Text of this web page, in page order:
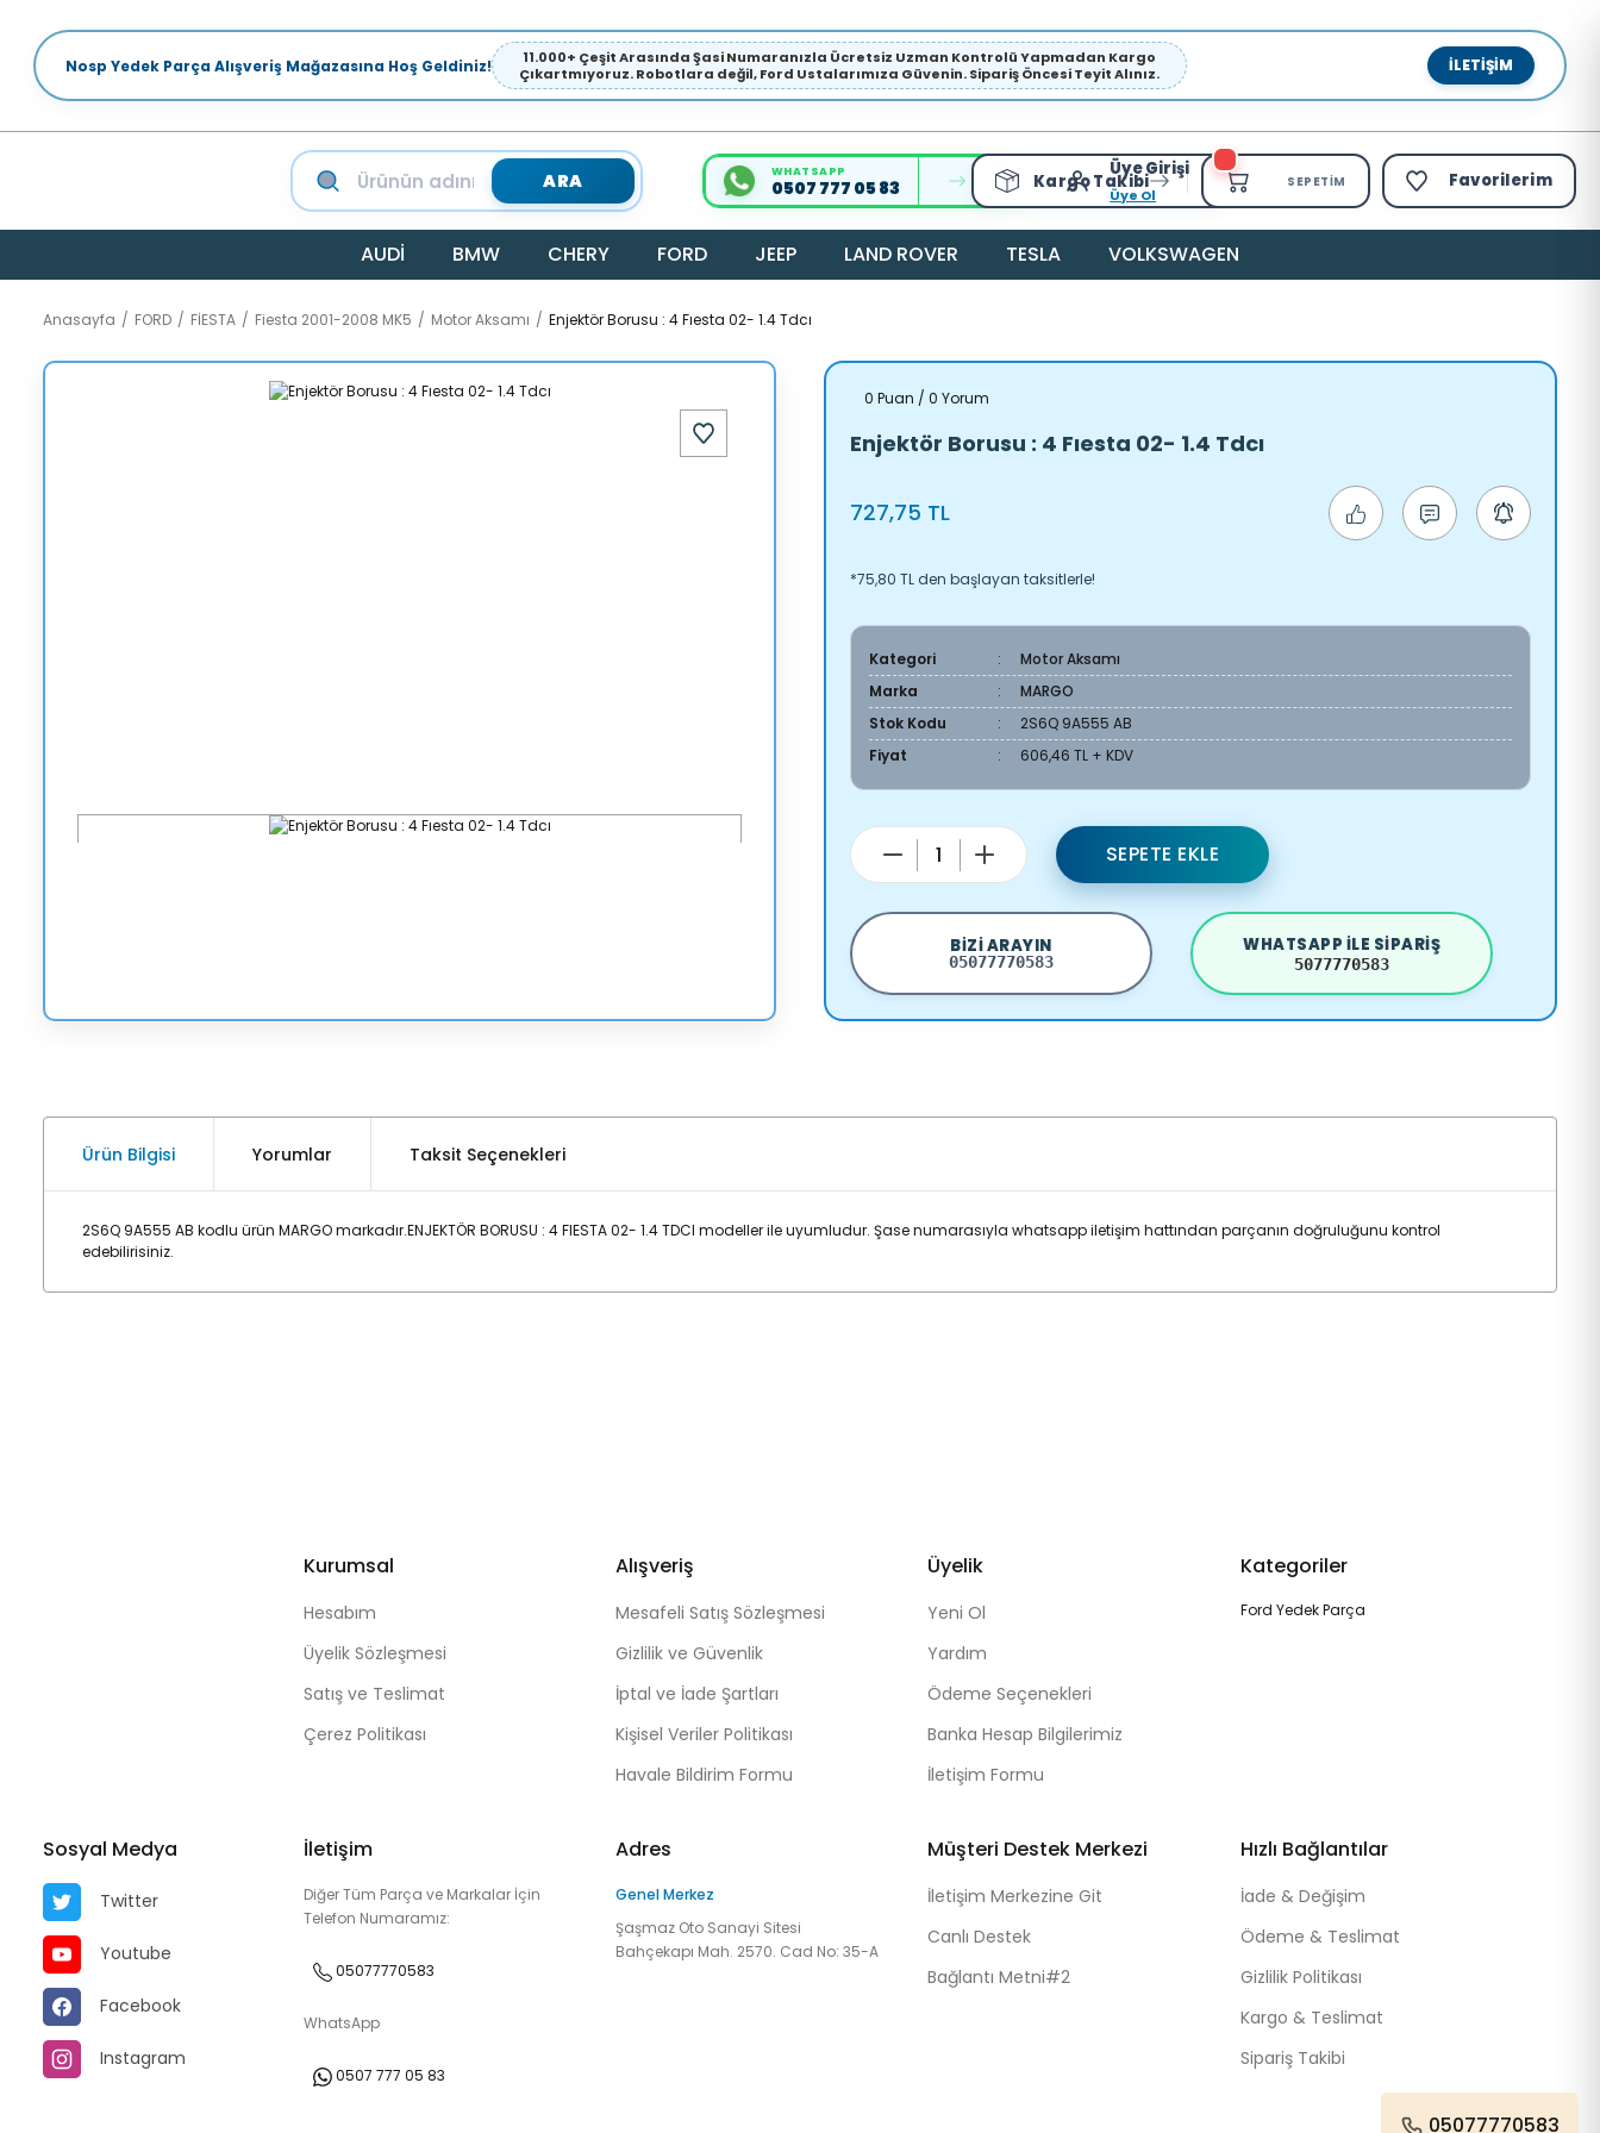
Nosp Yedek Parça Alışveriş Mağazasına Hoş Geldiniz!
11.000+ Çeşit Arasında Şasi Numaranızla Ücretsiz Uzman Kontrolü Yapmadan Kargo
Çıkartmıyoruz. Robotlara değil, Ford Ustalarımıza Güvenin. Sipariş Öncesi Teyit Alınız.
İLETIŞIM
ARA WHATSAPP
0507 777 05 83 Kargo Takibi
Üye Girişi
Üye Ol
SEPETIM Favorilerim
AUDİ BMW CHERY FORD JEEP LAND ROVER TESLA VOLKSWAGEN
Anasayfa FORD FİESTA Fiesta 2001-2008 MK5 Motor Aksamı Enjektör Borusu : 4 Fıesta 02- 1.4 Tdcı
0 Puan / 0 Yorum
Enjektör Borusu : 4 Fıesta 02- 1.4 Tdcı
727,75 TL
*75,80 TL den başlayan taksitlerle!
Kategori
Motor Aksamı
Marka
MARGO
Stok Kodu
2S6Q 9A555 AB
Fiyat
606,46 TL + KDV
SEPETE EKLE
BIZI ARAYIN
05077770583
WHATSAPP ILE SIPARIŞ
5077770583
Ürün Bilgisi Yorumlar Taksit Seçenekleri
2S6Q 9A555 AB kodlu ürün MARGO markadır.ENJEKTÖR BORUSU : 4 FIESTA 02- 1.4 TDCI modeller ile uyumludur. Şase numarasıyla whatsapp iletişim hattından parçanın doğruluğunu kontrol
edebilirisiniz.
Kurumsal
Hesabım
Üyelik Sözleşmesi
Satış ve Teslimat
Çerez Politikası
Alışveriş
Mesafeli Satış Sözleşmesi
Gizlilik ve Güvenlik
İptal ve İade Şartları
Kişisel Veriler Politikası
Havale Bildirim Formu
Üyelik
Yeni Ol
Yardım
Ödeme Seçenekleri
Banka Hesap Bilgilerimiz
İletişim Formu
Kategoriler
Ford Yedek Parça
Sosyal Medya
Twitter
Youtube
Facebook
Instagram
İletişim
Diğer Tüm Parça ve Markalar İçin
Telefon Numaramız:
05077770583
WhatsApp
0507 777 05 83
Adres
Genel Merkez
Şaşmaz Oto Sanayi Sitesi
Bahçekapı Mah. 2570. Cad No: 35-A
Müşteri Destek Merkezi
İletişim Merkezine Git
Canlı Destek
Bağlantı Metni#2
Hızlı Bağlantılar
İade & Değişim
Ödeme & Teslimat
Gizlilik Politikası
Kargo & Teslimat
Sipariş Takibi
05077770583